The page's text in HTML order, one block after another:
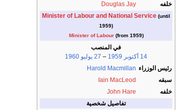
خلفه
Douglas Jay
Minister of Labour and National Service (until
1959)
Minister of Labour(from 1959)
في المنصب
14 أكتوبر
1959
– 27 يوليو
1960
رئيس الوزراء Harold Macmillan
سبقه
Iain MacLeod
خلفه
John Hare
تفاصيل شخصية